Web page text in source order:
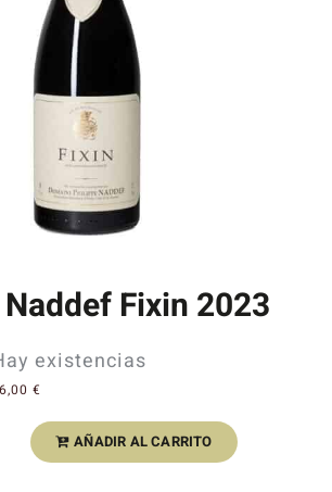
Fixin 2023
existencias
€
AÑADIR AL CARRITO